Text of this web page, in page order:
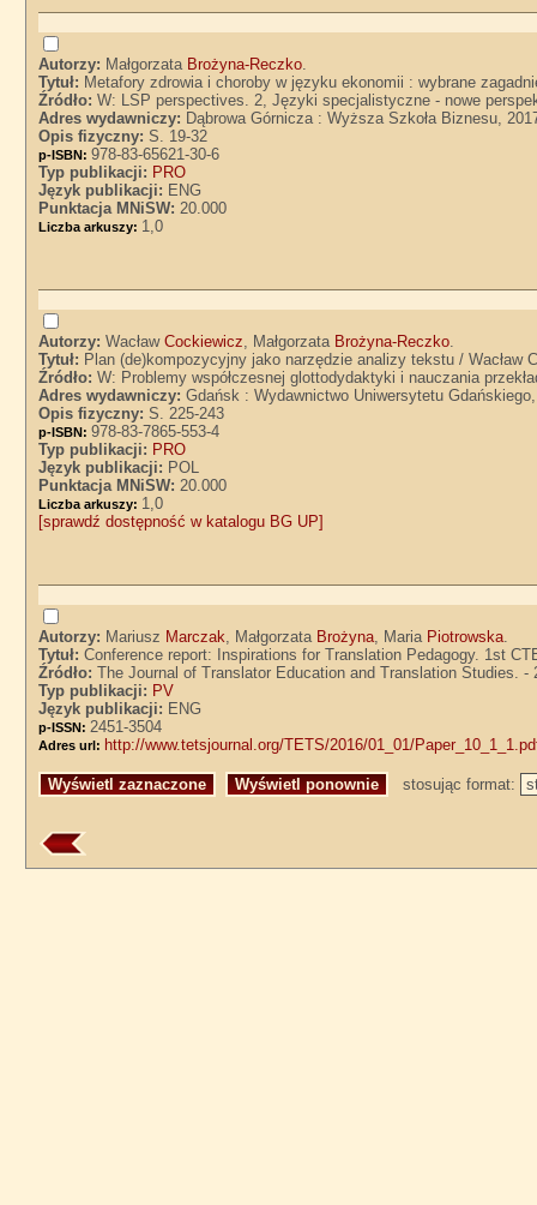
Autorzy: Małgorzata Brożyna-Reczko.
Tytuł: Metafory zdrowia i choroby w języku ekonomii : wybrane
Źródło:W: LSP perspectives. 2, Języki specjalistyczne - nowe
Adres wydawniczy: Dąbrowa Górnicza : Wyższa Szkoła Biznesu,
Opis fizyczny:S. 19-32
p-ISBN:978-83-65621-30-6
Typ publikacji: PRO
Język publikacji: ENG
Punktacja MNiSW:20.000
Liczba arkuszy: 1,0
Autorzy:WacławCockiewicz, Małgorzata Brożyna-Reczko.
Tytuł: Plan (de)kompozycyjny jako narzędzie analizy tekstu / Wacław
Źródło:W: Problemy współczesnej glottodydaktyki i nauczania
Adres wydawniczy:Gdańsk : Wydawnictwo Uniwersytetu
Opis fizyczny:S. 225-243
p-ISBN:978-83-7865-553-4
Typ publikacji: PRO
Język publikacji: POL
Punktacja MNiSW:20.000
Liczba arkuszy: 1,0
[sprawdź dostępność w katalogu BG UP]
Autorzy: Mariusz Marczak, Małgorzata Brożyna, Maria Piotrowska.
Tytuł:Conference report: Inspirations for Translation Pedagogy. 1st
Źródło:The Journal of Translator Education and Translation Studies. -
Typ publikacji: PV
Język publikacji: ENG
p-ISSN: 2451-3504
Adres url: http://www.tetsjournal.org/TETS/2016/01_01/
stosując format: